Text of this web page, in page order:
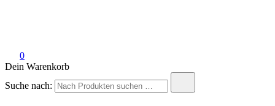
0
Dein Warenkorb
Suche nach: